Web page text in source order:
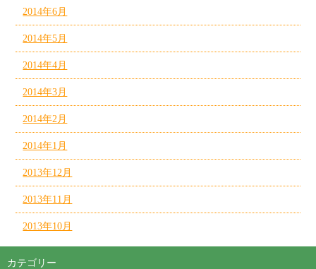
2014年6月
2014年5月
2014年4月
2014年3月
2014年2月
2014年1月
2013年12月
2013年11月
2013年10月
カテゴリー